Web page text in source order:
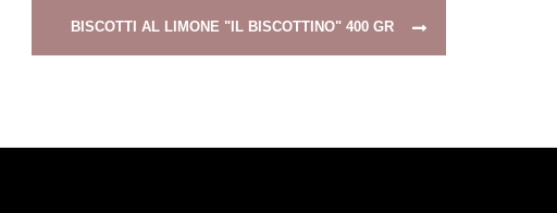
BISCOTTI AL LIMONE "IL BISCOTTINO" 400 GR